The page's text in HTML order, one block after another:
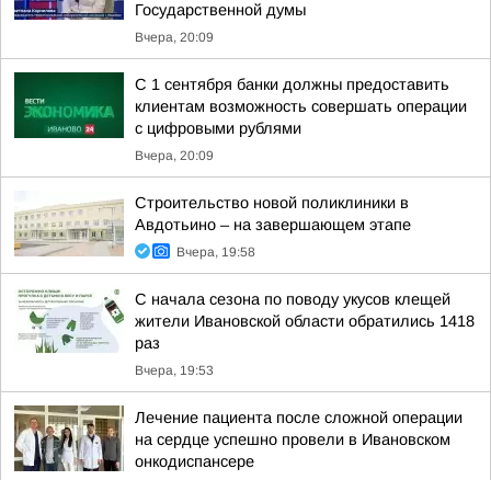
Государственной думы
Вчера, 20:09
С 1 сентября банки должны предоставить
клиентам возможность совершать операции
с цифровыми рублями
Вчера, 20:09
Строительство новой поликлиники в
Авдотьино – на завершающем этапе
Вчера, 19:58
С начала сезона по поводу укусов клещей
жители Ивановской области обратились 1418
раз
Вчера, 19:53
Лечение пациента после сложной операции
на сердце успешно провели в Ивановском
онкодиспансере